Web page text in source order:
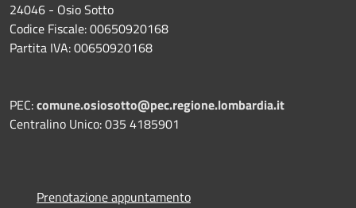
24046 - Osio Sotto
Codice Fiscale: 00650920168
Partita IVA: 00650920168
PEC:comune.osiosotto@pec.regione.lombardia.it
Centralino Unico: 035 4185901
Prenotazione appuntamento